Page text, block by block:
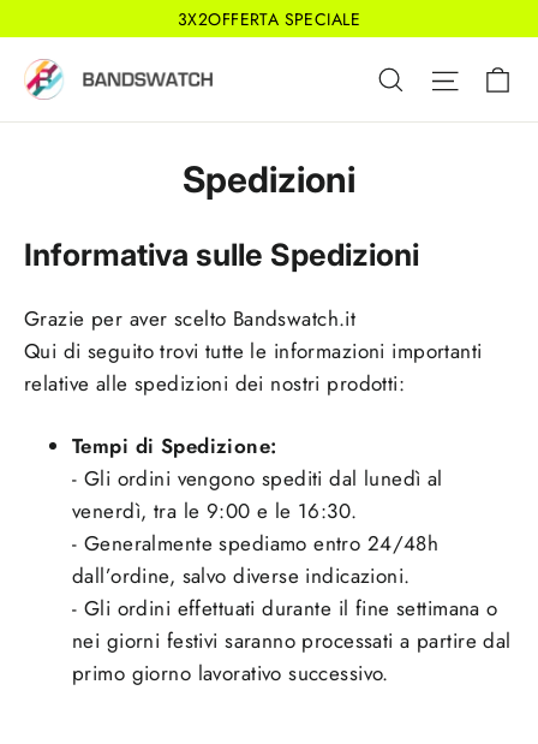
direttamente
3X2OFFERTA SPECIALE
Cerca
Spedizioni
Informativa sulle Spedizioni
Grazie per aver scelto Bandswatch.it
Qui di seguito trovi tutte le informazioni importanti
relative alle spedizioni dei nostri prodotti:
Tempi di Spedizione:
- Gli ordini vengono spediti dal lunedì al
venerdì, tra le 9:00 e le 16:30.
- Generalmente spediamo entro 24/48h
dall’ordine, salvo diverse indicazioni.
- Gli ordini effettuati durante il fine settimana o
nei giorni festivi saranno processati a partire dal
primo giorno lavorativo successivo.